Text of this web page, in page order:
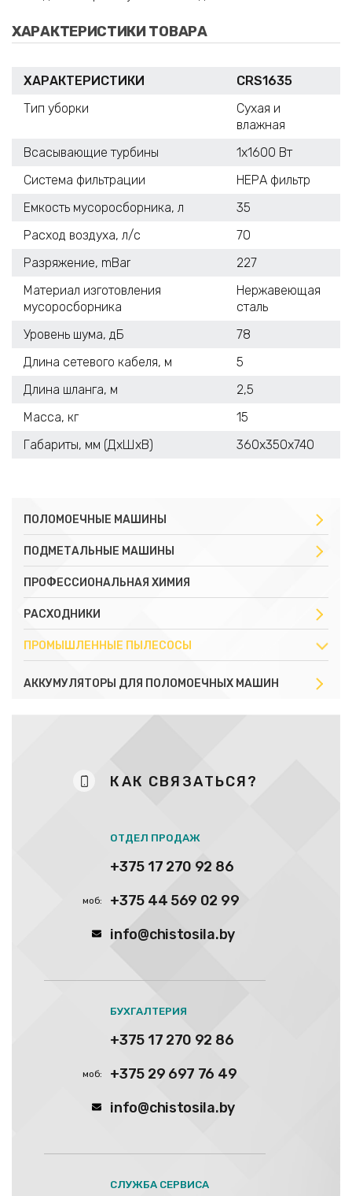
ПОЛОМОЕЧНЫЕ МАШИНЫ
ПОДМЕТАЛЬНЫЕ МАШИНЫ
ПРОФЕССИОНАЛЬНАЯ ХИМИЯ
РАСХОДНИКИ
ПРОМЫШЛЕННЫЕ ПЫЛЕСОСЫ
АККУМУЛЯТОРЫ ДЛЯ ПОЛОМОЕЧНЫХ МАШИН
КАК СВЯЗАТЬСЯ?
ОТДЕЛ ПРОДАЖ
+375 17 270 92 86
+375 44 569 02 99
info@chistosila.by
БУХГАЛТЕРИЯ
+375 17 270 92 86
+375 29 697 76 49
info@chistosila.by
СЛУЖБА СЕРВИСА
ХАРАКТЕРИСТИКИ ТОВАРА
ХАРАКТЕРИСТИКИ
CRS1635
Тип уборки
Сухая и
влажная
Всасывающие турбины
1х1600 Вт
Система фильтрации
НЕРА фильтр
Емкость мусоросборника, л
35
Расход воздуха, л/с
70
Разряжение, mBar
227
Материал изготовления
мусоросборника
Нержавеющая
сталь
Уровень шума, дБ
78
Длина сетевого кабеля, м
5
Длина шланга, м
2,5
Масса, кг
15
Габариты, мм (ДхШхВ)
360х350х740